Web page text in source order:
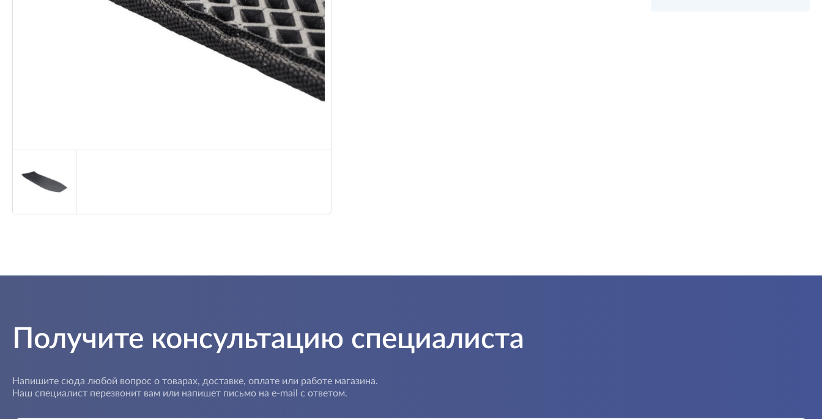
Получите консультацию специалиста
Напишите сюда любой вопрос о товарах, доставке, оплате или работе магазина.
Наш специалист перезвонит вам или напишет письмо на e-mail с ответом.